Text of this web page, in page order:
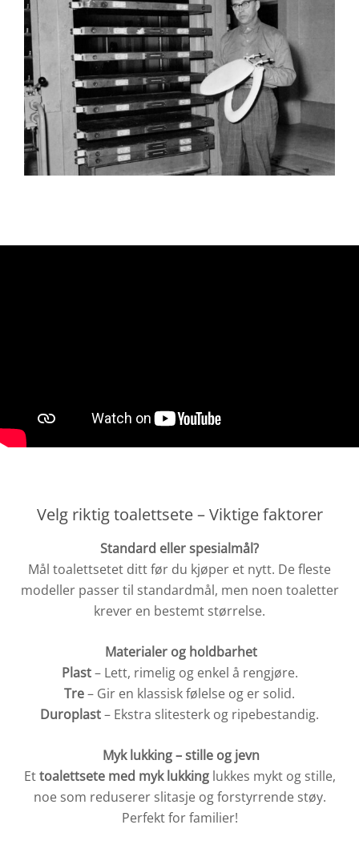
Velg riktig toalettsete – Viktige faktorer
Standard eller spesialmål?
Mål toalettsetet ditt før du kjøper et nytt. De fleste
modeller passer til standardmål, men noen toaletter
krever en bestemt størrelse.
Materialer og holdbarhet
Plast– Lett, rimelig og enkel å rengjøre.
Tre– Gir en klassisk følelse og er solid.
Duroplast– Ekstra slitesterk og ripebestandig.
Myk lukking – stille og jevn
Ettoalettsete med myk lukkinglukkes mykt og stille,
noe som reduserer slitasje og forstyrrende støy.
Perfekt for familier!